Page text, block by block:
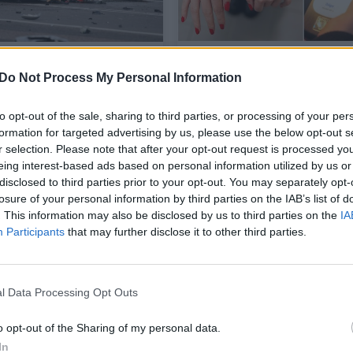
Do Not Process My Personal Information
opt-out of the sale, sharing to third parties, or processing of your
for targeted advertising by us, please use the below opt-out
selection. Please note that after your opt-out request is processed
interest-based ads based on personal information utilized by us
to third parties prior to your opt-out. You may separately
of your personal information by third parties on the IAB’s list of
This information may also be disclosed by us to third parties on the
Participants that may further disclose it to other third parties.
Data Processing Opt Outs
opt-out of the Sharing of my personal data.
viena dalyvių –
bet kaltas
diena 2025-07-06
smurtaujančios moters
pripūtė 6,22 promilės
Lietuvos diena 2025-05-26
1